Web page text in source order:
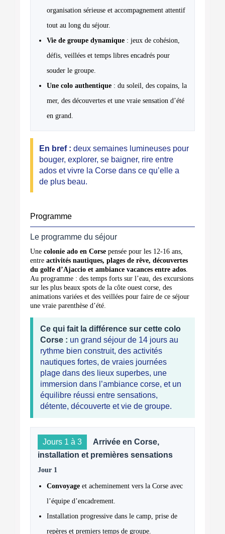
organisation sérieuse et accompagnement attentif
tout au long du séjour.
Vie de groupe dynamique : jeux de cohésion,
défis, veillées et temps libres encadrés pour
souder le groupe.
Une colo authentique : du soleil, des copains, la
mer, des découvertes et une vraie sensation d’été
en grand.
En bref : deux semaines lumineuses pour
bouger, explorer, se baigner, rire entre
ados et vivre la Corse dans ce qu’elle a
de plus beau.
Programme
Le programme du séjour
Une colonie ado en Corse pensée pour les 12-16 ans,
entre activités nautiques, plages de rêve, découvertes
du golfe d’Ajaccio et ambiance vacances entre ados.
Au programme : des temps forts sur l’eau, des excursions
sur les plus beaux spots de la côte ouest corse, des
animations variées et des veillées pour faire de ce séjour
une vraie parenthèse d’été.
Ce qui fait la différence sur cette colo
Corse : un grand séjour de 14 jours au
rythme bien construit, des activités
nautiques fortes, de vraies journées
plage dans des lieux superbes, une
immersion dans l’ambiance corse, et un
équilibre réussi entre sensations,
détente, découverte et vie de groupe.
Jours 1 à 3
Arrivée en Corse,
installation et premières sensations
Jour 1
Convoyage et acheminement vers la Corse avec
l’équipe d’encadrement.
Installation progressive dans le camp, prise de
repères et premiers temps de groupe.